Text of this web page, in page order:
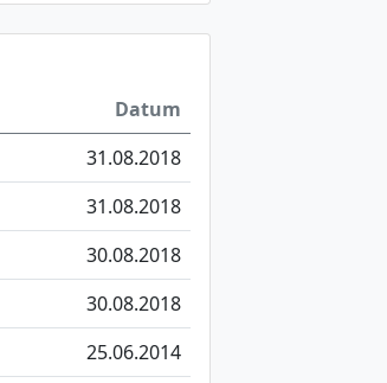
Datum
31.08.2018
31.08.2018
30.08.2018
30.08.2018
25.06.2014